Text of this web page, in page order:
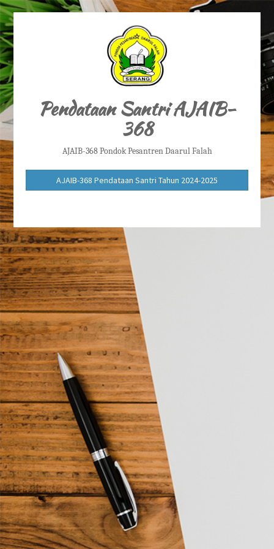
Pendataan Santri AJAIB-
368
AJAIB-368 Pondok Pesantren Daarul Falah
AJAIB-368 Pendataan Santri Tahun 2024-2025